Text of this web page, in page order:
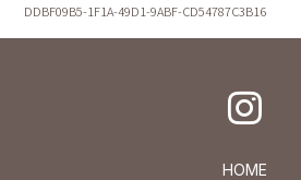
DDBF09B5-1F1A-49D1-9ABF-CD54787C3B16
HOME